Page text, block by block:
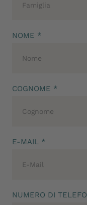
Famiglia
NOME *
COGNOME *
E-MAIL *
NUMERO DI